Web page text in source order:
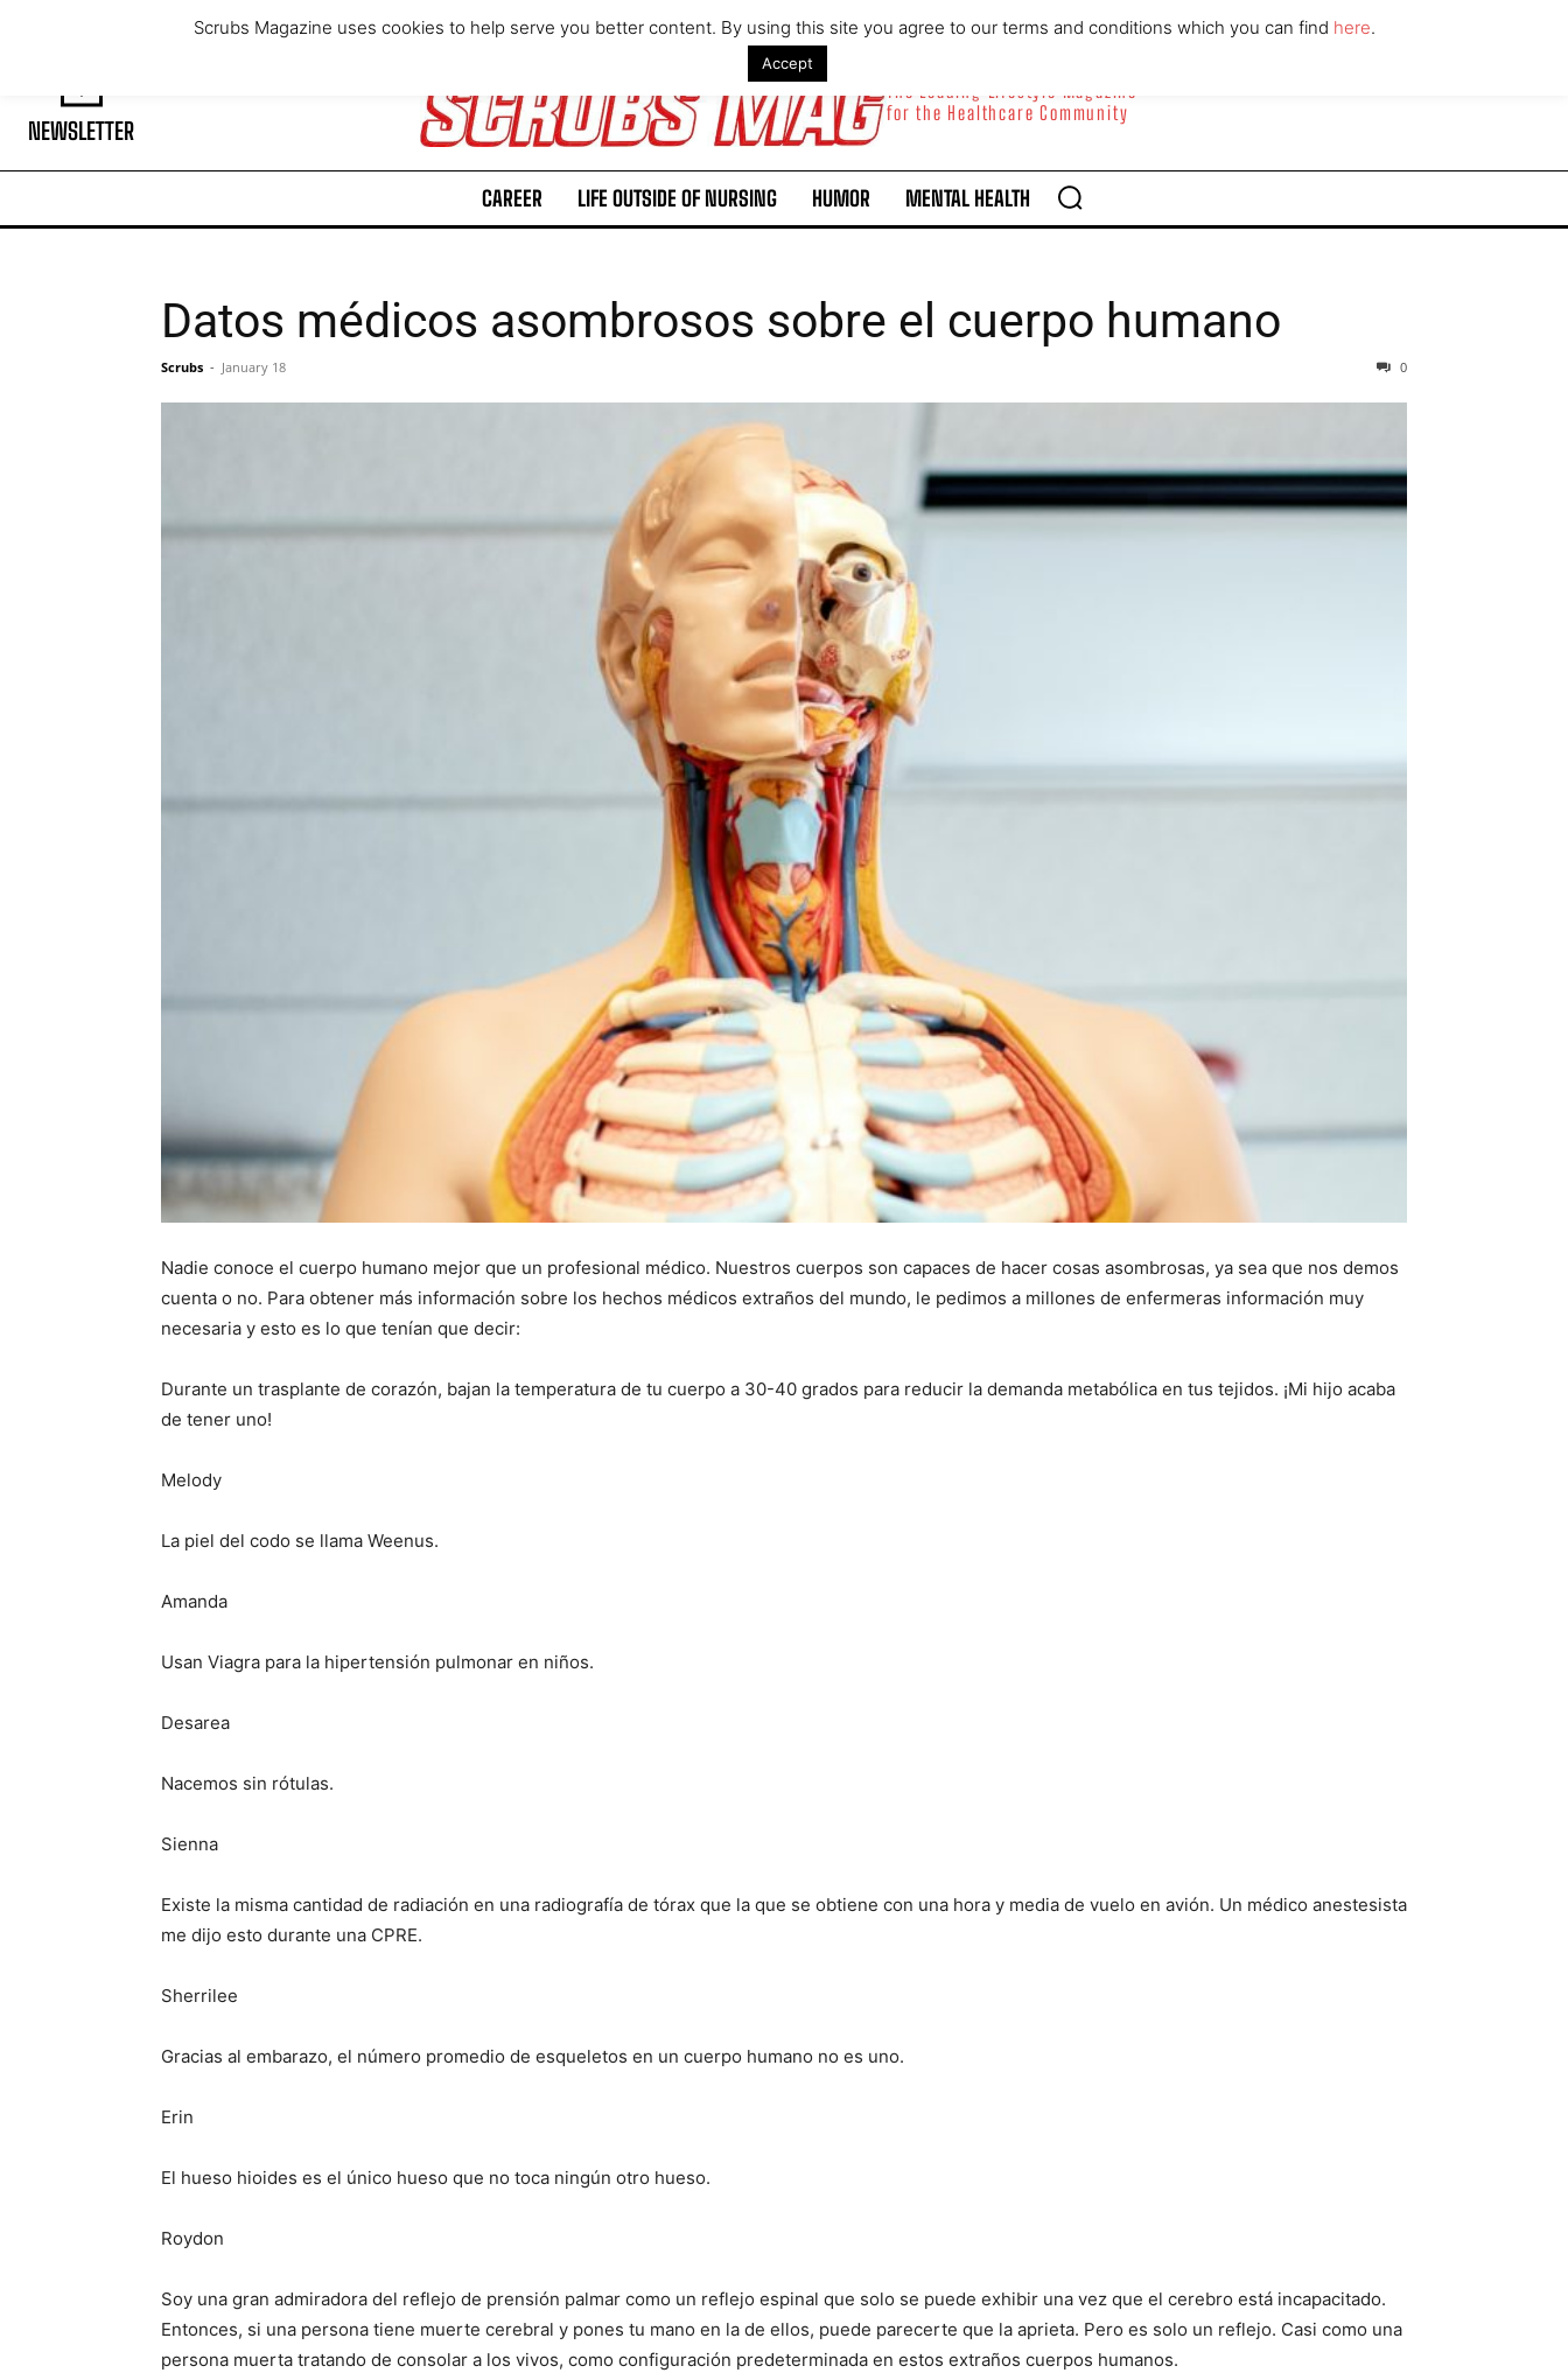
I WANT IN
NEWSLETTER
The Leading Lifestyle Magazine
for the Healthcare Community
CAREER LIFE OUTSIDE OF NURSING HUMOR MENTAL HEALTH
Datos médicos asombrosos sobre el cuerpo humano
Scrubs - January 18 0
Nadie conoce el cuerpo humano mejor que un profesional médico. Nuestros cuerpos son capaces de hacer cosas asombrosas, ya sea que nos demos
cuenta o no. Para obtener más información sobre los hechos médicos extraños del mundo, le pedimos a millones de enfermeras información muy
necesaria y esto es lo que tenían que decir:
Durante un trasplante de corazón, bajan la temperatura de tu cuerpo a 30-40 grados para reducir la demanda metabólica en tus tejidos. ¡Mi hijo acaba
de tener uno!
Melody
La piel del codo se llama Weenus.
Amanda
Usan Viagra para la hipertensión pulmonar en niños.
Desarea
Nacemos sin rótulas.
Sienna
Existe la misma cantidad de radiación en una radiografía de tórax que la que se obtiene con una hora y media de vuelo en avión. Un médico anestesista
me dijo esto durante una CPRE.
Sherrilee
Gracias al embarazo, el número promedio de esqueletos en un cuerpo humano no es uno.
Erin
El hueso hioides es el único hueso que no toca ningún otro hueso.
Roydon
Soy una gran admiradora del reflejo de prensión palmar como un reflejo espinal que solo se puede exhibir una vez que el cerebro está incapacitado.
Entonces, si una persona tiene muerte cerebral y pones tu mano en la de ellos, puede parecerte que la aprieta. Pero es solo un reflejo. Casi como una
persona muerta tratando de consolar a los vivos, como configuración predeterminada en estos extraños cuerpos humanos.
Scrubs Magazine uses cookies to help serve you better content. By using this site you agree to our terms and conditions which you can find here.
Accept